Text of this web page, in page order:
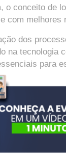
o conceito de
com melhores
dos
na tecnologia
para